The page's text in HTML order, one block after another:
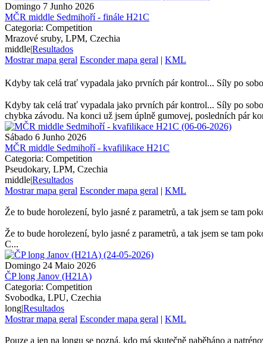
Domingo 7 Junho 2026
MČR middle Sedmihoří - finále H21C
Categoria: Competition
Mrazové sruby, LPM, Czechia
middle|Resultados
Mostrar mapa geral Esconder mapa geral | KML
Kdyby tak celá trať vypadala jako prvních pár kontrol... Síly po
Kdyby tak celá trať vypadala jako prvních pár kontrol... Síly po
chybka závodu. Na konci už jsem úplně gumovej, posledních pár
Sábado 6 Junho 2026
MČR middle Sedmihoří - kvafilikace H21C
Categoria: Competition
Pseudokary, LPM, Czechia
middle|Resultados
Mostrar mapa geral Esconder mapa geral | KML
Že to bude horolezení, bylo jasné z parametrů, a tak jsem se tam
Že to bude horolezení, bylo jasné z parametrů, a tak jsem se tam
C...
Domingo 24 Maio 2026
ČP long Janov (H21A)
Categoria: Competition
Svobodka, LPU, Czechia
long|Resultados
Mostrar mapa geral Esconder mapa geral | KML
Pouze a jen na longu se pozná, kdo má skutečně naběháno a